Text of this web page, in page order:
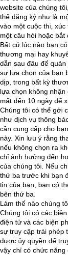
website của chúng
thể đăng ký như là
vào một cuộc thi,
một câu hỏi hoặc bắt
Bất cứ lúc nào bạn
thương mại hay
dẫn sau đâu để
sự lựa chọn của bạn
dịp, trong bất kỳ
lựa chọn không
mất đến 10 ngày để
Chúng tôi có thể gởi
như dịch vụ thông
cần cung cấp cho
này. Xin lưu ý rằng
nếu không chọn ra
chỉ ảnh hưởng đến
của chúng tôi. Nếu
thứ ba trước khi bạn
tin của bạn, bạn có
bên thứ ba.
Làm thế nào chúng
Chúng tôi có các
điện tử và các biện
sự truy cập trái phép
được ủy quyền để
vậy chỉ có chức